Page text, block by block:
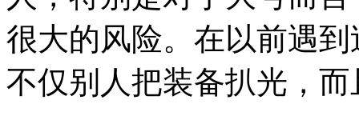
很大的风险。在以前遇
不仅别人把装备扒光，